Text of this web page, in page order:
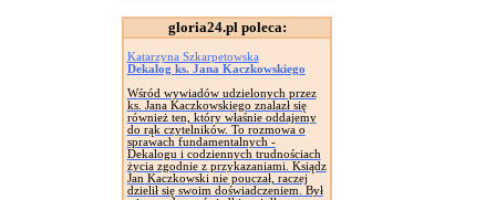
gloria24.pl poleca:
Katarzyna Szkarpetowska
Dekalog ks. Jana Kaczkowskiego
Wśród wywiadów udzielonych przez
ks. Jana Kaczkowskiego znalazł się
również ten, który właśnie oddajemy
do rąk czytelników. To rozmowa o
sprawach fundamentalnych -
Dekalogu i codziennych trudnościach
życia zgodnie z przykazaniami. Ksiądz
Jan Kaczkowski nie pouczał, raczej
dzielił się swoim doświadczeniem. Był